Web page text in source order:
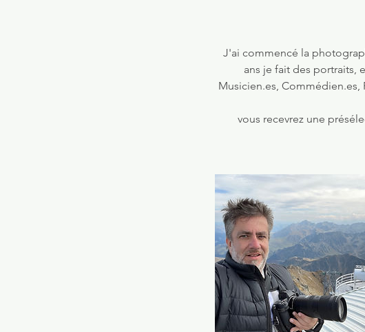
J'ai commencé la
ans je fait des portraits,
Musicien.es, Commédien.es,
vous recevrez une